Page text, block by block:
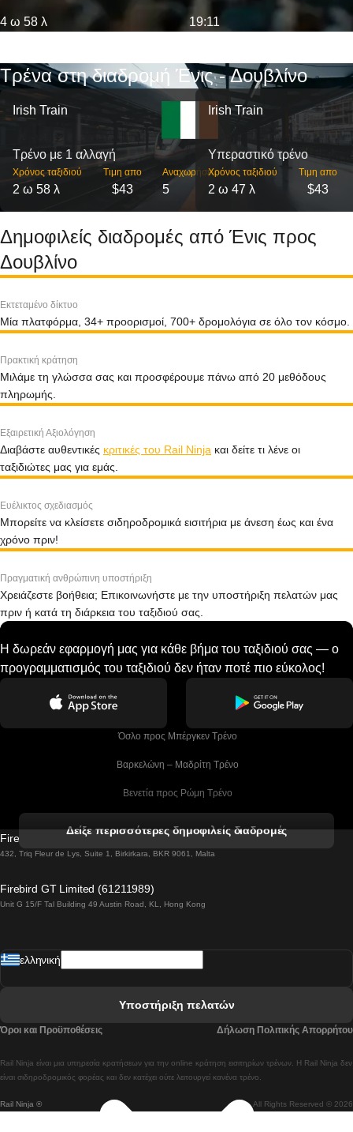
4 ω 58 λ 19:11
Τρένα στη διαδρομή Ένις - Δουβλίνο
Irish Train
Τρένο με 1 αλλαγή
Χρόνος ταξιδιού
2 ω 58 λ
Τιμη απο
$43
Αναχωρήσεις
5
Irish Train
Υπεραστικό τρένο
Χρόνος ταξιδιού
2 ω 47 λ
Τιμη απο
$43
Δημοφιλείς διαδρομές από Ένις προς
Δουβλίνο
Εκτεταμένο δίκτυο
Μία πλατφόρμα, 34+ προορισμοί, 700+ δρομολόγια σε όλο τον κόσμο.
Πρακτική κράτηση
Μιλάμε τη γλώσσα σας και προσφέρουμε πάνω από 20 μεθόδους
πληρωμής.
Εξαιρετική Αξιολόγηση
Διαβάστε αυθεντικές κριτικές του Rail Ninja και δείτε τι λένε οι
ταξιδιώτες μας για εμάς.
Ευέλικτος σχεδιασμός
Μπορείτε να κλείσετε σιδηροδρομικά εισιτήρια με άνεση έως και ένα
χρόνο πριν!
Πραγματική ανθρώπινη υποστήριξη
Χρειάζεστε βοήθεια; Επικοινωνήστε με την υποστήριξη πελατών μας
πριν ή κατά τη διάρκεια του ταξιδιού σας.
Η δωρεάν εφαρμογή μας για κάθε βήμα του ταξιδιού σας — ο
προγραμματισμός του ταξιδιού δεν ήταν ποτέ πιο εύκολος!
Όσλο προς Μπέργκεν Tρένο
Βαρκελώνη – Μαδρίτη Tρένο
Βενετία προς Ρώμη Τρένο
Βιέννη προς Σάλτσμπουργκ Τρένα
Βουδαπέστη προς Πράγα Tρένο
Λισαβόνα προς Λάγος Tρένο
Λισαβόνα προς Μαδρίτη Τρένα
Δείξε περισσότερες δημοφιλείς διαδρομές
Firebird GT Limited (OC 1451)
432, Triq Fleur de Lys, Suite 1, Birkirkara, BKR 9061, Malta
Firebird GT Limited (61211989)
Unit G 15/F Tal Building 49 Austin Road, KL, Hong Kong
Rail Ninja ® All Rights Reserved © 2026
Rail Ninja είναι μια υπηρεσία κρατήσεων για την online κράτηση εισιτηρίων τρένων. Η Rail Ninja δεν
είναι σιδηροδρομικός φορέας και δεν κατέχει ούτε λειτουργεί κανένα τρένο.
ελληνική
Υποστήριξη πελατών
Όροι και Προϋποθέσεις Δήλωση Πολιτικής Απορρήτου